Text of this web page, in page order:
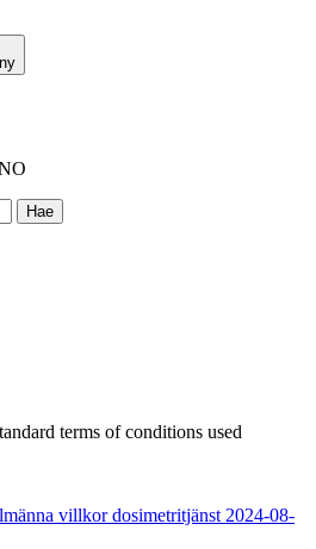
Hae
terms of conditions used
villkor dosimetritjänst 2024-08-